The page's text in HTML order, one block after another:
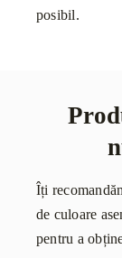
posibil.
Îți
de culoare
pentru a